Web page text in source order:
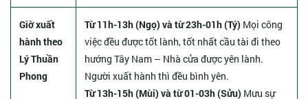
Giờ xuất
hành theo
Lý Thuần
Phong
Từ 11h-13h (Ngọ) và từ 23h-01h (Tý) Mọi công
việc đều được tốt lành, tốt nhất cầu tài đi theo
hướng Tây Nam – Nhà cửa được yên lành.
Người xuất hành thì đều bình yên.
Từ 13h-15h (Mùi) và từ 01-03h (Sửu) Mưu sự